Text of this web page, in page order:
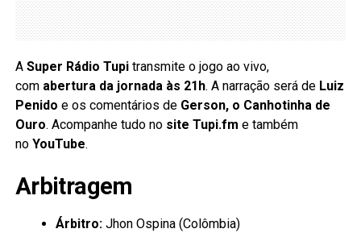
A Super Rádio Tupitransmite o jogo ao vivo,
com abertura da jornada às 21h. A narração será de Luiz
Penido e os comentários de Gerson, o Canhotinha de
Ouro. Acompanhe tudo no site Tupi.fm e também
no YouTube.
Arbitragem
Árbitro:Jhon Ospina (Colômbia)